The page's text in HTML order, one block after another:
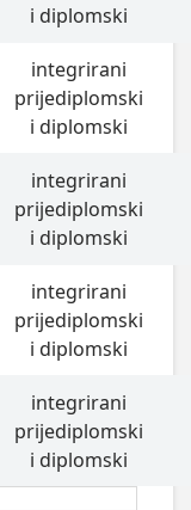
i diplomski
integrirani
prijediplomski
i diplomski
integrirani
prijediplomski
i diplomski
integrirani
prijediplomski
i diplomski
integrirani
prijediplomski
i diplomski